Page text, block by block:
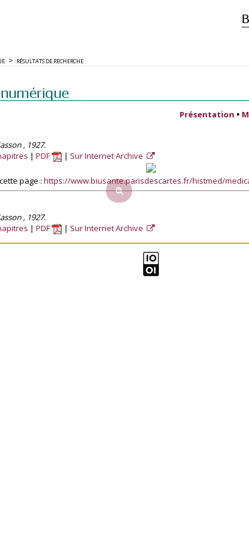
RÉSULTATS DE RECHERCHE
Présentation •
, 1927.
PDF Sur Internet Archive
page : https://www.biusante.parisdescartes.fr/histmed/
, 1927.
PDF Sur Internet Archive